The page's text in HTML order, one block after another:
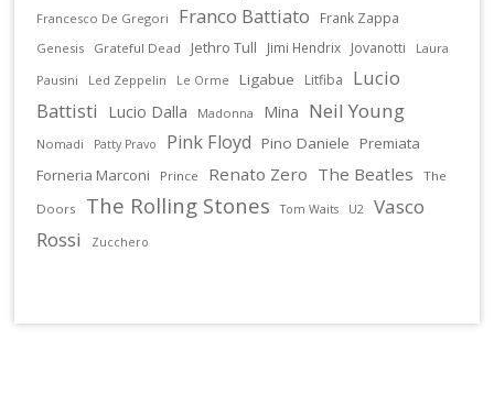
Francesco De Gregori Franco Battiato Frank Zappa
Genesis Grateful Dead Jethro Tull Jimi Hendrix Jovanotti
Laura
Pausini
Led Zeppelin Le Orme Ligabue Litfiba
Lucio
Battisti
Lucio Dalla Madonna Mina Neil Young
Nomadi Patty Pravo Pink Floyd Pino Daniele
Premiata
Forneria Marconi
Prince Renato Zero The Beatles
The
Doors
The Rolling Stones Tom Waits U2
Vasco
Rossi
Zucchero